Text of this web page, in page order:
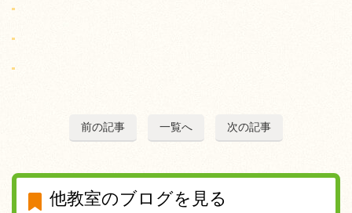
前の記事 一覧へ 次の記事
他教室のブログを見る